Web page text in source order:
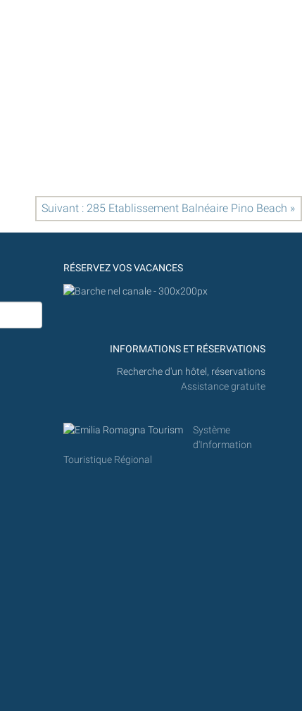
Suivant : 285 Etablissement Balnéaire Pino Beach »
RÉSERVEZ VOS VACANCES
INFORMATIONS ET RÉSERVATIONS
Recherche d'un hôtel, réservations
Assistance gratuite
Système
d'Information
Touristique Régional